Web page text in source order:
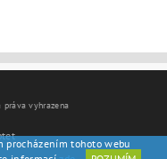
práva vyhrazena
procházením tohoto webu